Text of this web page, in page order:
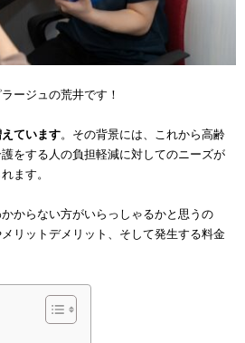
ージュの荒井です！
ています。その背景には、これから高齢
をする人の負担軽減に対してのニーズが
ます。
からない方がいらっしゃるかと思うの
リットデメリット、そして発生する料金